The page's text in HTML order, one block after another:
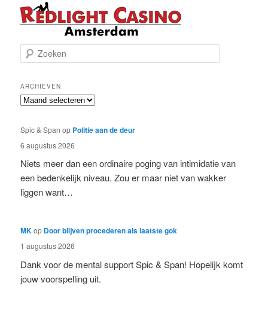
o
k
e
n
ARCHIEVEN
Archieven
Spic & Span op Politie aan de deur
6 augustus 2026
Niets meer dan een ordinaire poging van intimidatie van
een bedenkelijk niveau. Zou er maar niet van wakker
liggen want…
MKop Door blijven procederen als laatste gok
1 augustus 2026
Dank voor de mental support Spic & Span! Hopelijk komt
jouw voorspelling uit.